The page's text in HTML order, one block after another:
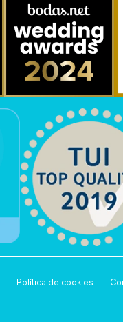
Política de cookies